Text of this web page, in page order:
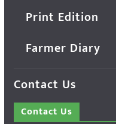
Print Edition
Farmer Diary
Contact Us
Contact Us